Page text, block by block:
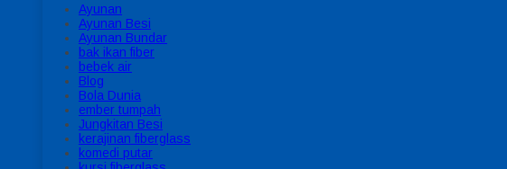
Ayunan
Ayunan Besi
Ayunan Bundar
bak ikan fiber
bebek air
Blog
Bola Dunia
ember tumpah
Jungkitan Besi
kerajinan fiberglass
komedi putar